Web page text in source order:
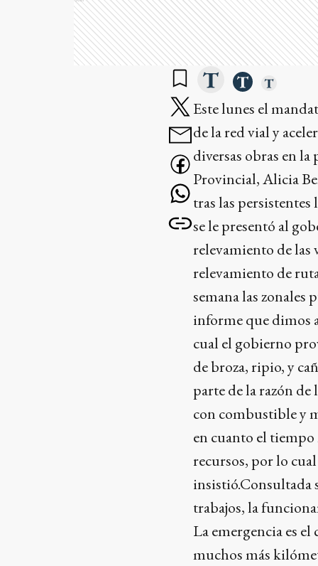
Este lunes el
de la red vial y
diversas obras en
Provincial, Alicia
tras las persistentes
se le presentó al
relevamiento de las
relevamiento de
semana las zonales
informe que dimos
cual el gobierno
de broza, ripio, y
parte de la razón de
con combustible y
en cuanto el
recursos, por lo
insistió.Consultada
trabajos, la
La emergencia es
muchos más